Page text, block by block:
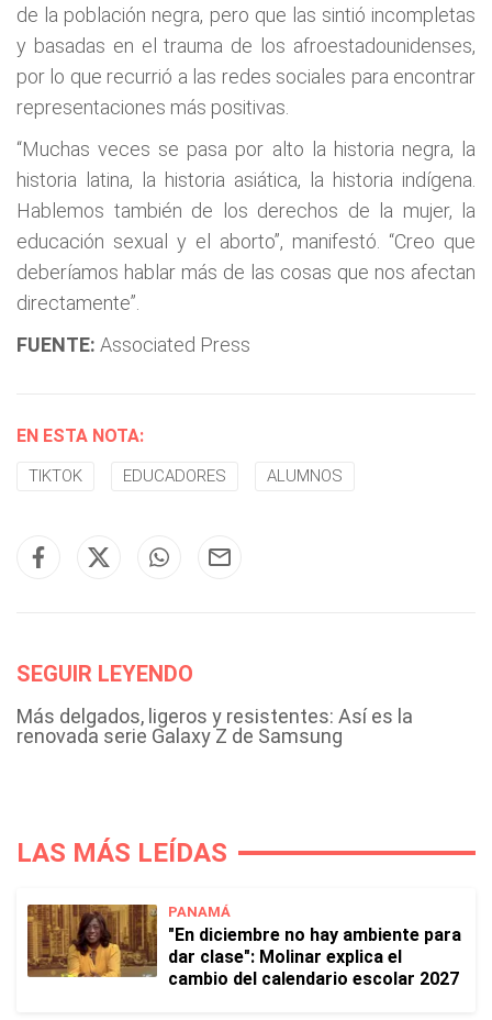
de la población negra, pero que las sintió incompletas
y basadas en el trauma de los afroestadounidenses,
por lo que recurrió a las redes sociales para encontrar
representaciones más positivas.
“Muchas veces se pasa por alto la historia negra, la
historia latina, la historia asiática, la historia indígena.
Hablemos también de los derechos de la mujer, la
educación sexual y el aborto”, manifestó. “Creo que
deberíamos hablar más de las cosas que nos afectan
directamente”.
FUENTE: Associated Press
EN ESTA NOTA:
TIKTOK EDUCADORES ALUMNOS
SEGUIR LEYENDO
Más delgados, ligeros y resistentes: Así es la
renovada serie Galaxy Z de Samsung
LAS MÁS LEÍDAS
PANAMÁ
"En diciembre no hay ambiente para
dar clase": Molinar explica el
cambio del calendario escolar 2027